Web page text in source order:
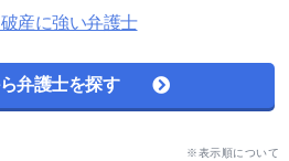
産に強い弁護士
弁護士を探す
※表示順について